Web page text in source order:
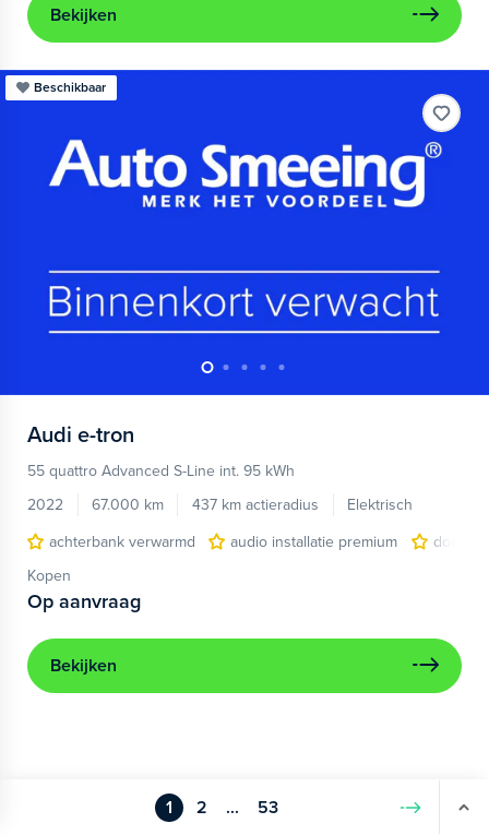
Bekijken
Beschikbaar
Audi e-tron
55 quattro Advanced S-Line int. 95 kWh
2022
67.000 km 437 km actieradius
Elektrisch
achterbank verwarmd
audio installatie premium
Kopen
Op aanvraag
Bekijken
1 2 ... 53 Volgende